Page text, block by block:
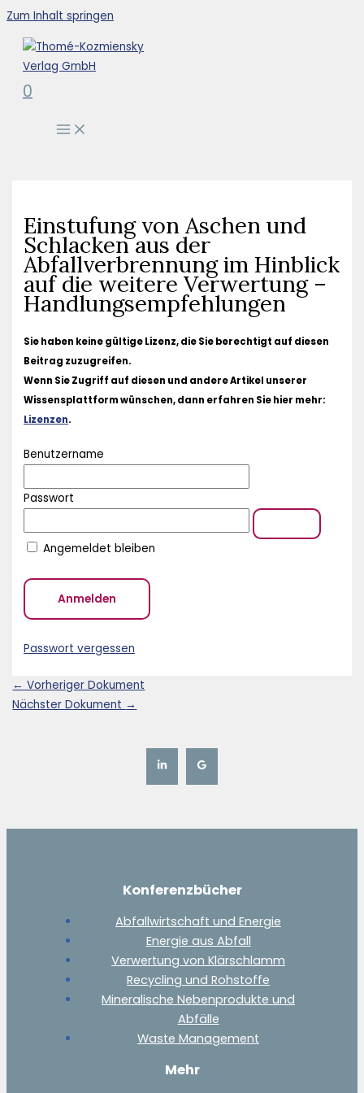
Zum Inhalt springen
0
Einstufung von Aschen und
Schlacken aus der
Abfallverbrennung im Hinblick
auf die weitere Verwertung –
Handlungsempfehlungen
Sie haben keine gültige Lizenz, die Sie berechtigt auf diesen
Beitrag zuzugreifen.
Wenn Sie Zugriff auf diesen und andere Artikel unserer
Wissensplattform wünschen, dann erfahren Sie hier mehr:
Lizenzen.
Benutzername
Passwort
Angemeldet bleiben
Passwort vergessen
← Vorheriger Dokument
Nächster Dokument →
Konferenzbücher
Abfallwirtschaft und Energie
Energie aus Abfall
Verwertung von Klärschlamm
Recycling und Rohstoffe
Mineralische Nebenprodukte und
Abfälle
Waste Management
Mehr